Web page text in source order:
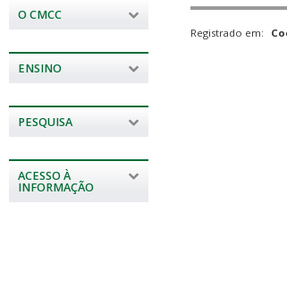
O CMCC
ENSINO
PESQUISA
ACESSO À
INFORMAÇÃO
Registrado em: